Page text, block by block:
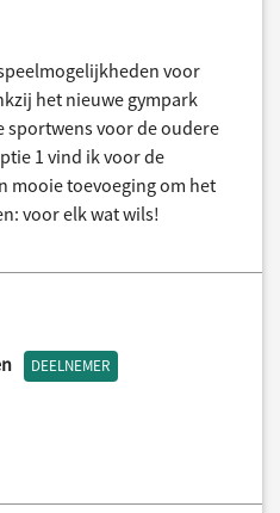
voor
het nieuwe gympark
sportwens voor de oudere
1 vind ik voor de
mooie toevoeging om het
voor elk wat wils!
DEELNEMER